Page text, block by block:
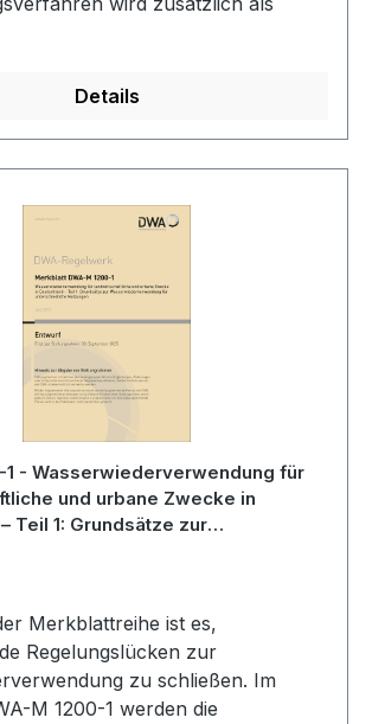
Details
1 - Wasserwiederverwendung für
und urbane Zwecke in
Teil 1: Grundsätze zur
Merkblattreihe ist es,
Regelungslücken zur
zu schließen. Im
M 1200-1 werden die